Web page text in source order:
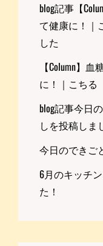
blog記事【
て健康に！｜
した
【Column】
に！｜こちる
blog記事今日
しを投稿しま
今日のでき
6月のキッチン
た！